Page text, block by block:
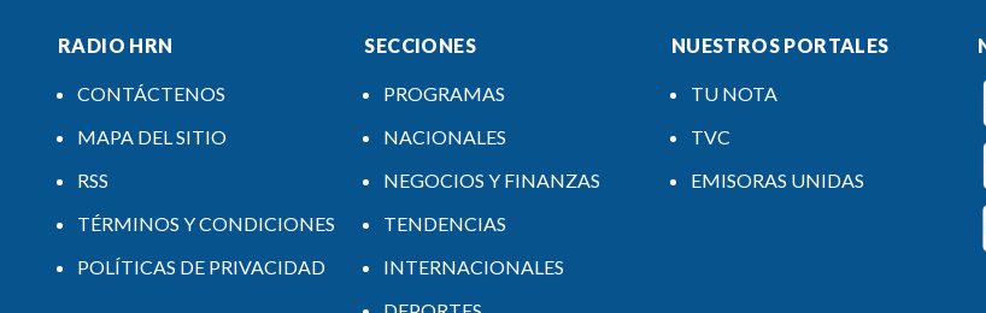
RADIO HRN
CONTÁCTENOS
MAPA DEL SITIO
RSS
TÉRMINOS Y CONDICIONES
POLÍTICAS DE PRIVACIDAD
SECCIONES
PROGRAMAS
NACIONALES
NEGOCIOS Y FINANZAS
TENDENCIAS
INTERNACIONALES
NUESTROS PORTALES
TU NOTA
TVC
EMISORAS UNIDAS